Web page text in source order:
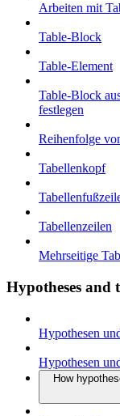
Arbeiten mit
Table-Block
Table-Element
Table-Block
festlegen
Reihenfolge
Tabellenkopf
Tabellenzeilen
Mehrseitige
Hypotheses and
Hypothesen
Hypothesen
How